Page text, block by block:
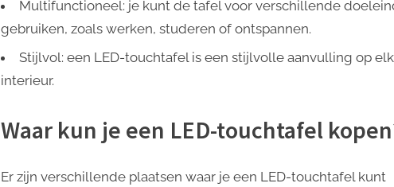
Multifunctioneel: je kunt de tafel voor verschillende
gebruiken, zoals werken, studeren of ontspannen.
Stijlvol: een LED-touchtafel is een stijlvolle aanvulling op elk
interieur.
Waar kun je een LED-touchtafel
Er zijn verschillende plaatsen waar je een LED-touchtafel kunt